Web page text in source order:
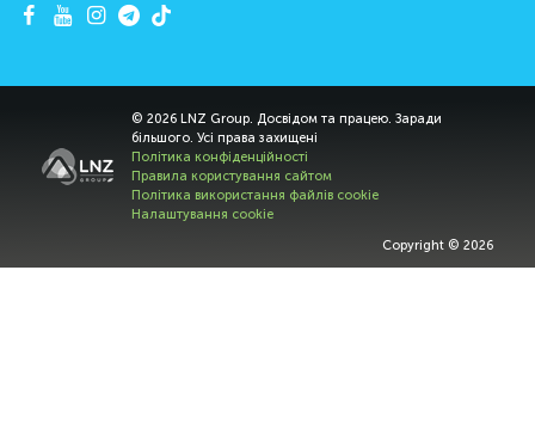
© 2026 LNZ Group. Досвідом та працею. Заради
більшого. Усі права захищені
Політика конфіденційності
Правила користування сайтом
Політика використання файлів cookie
Налаштування cookie
Copyright © 2026